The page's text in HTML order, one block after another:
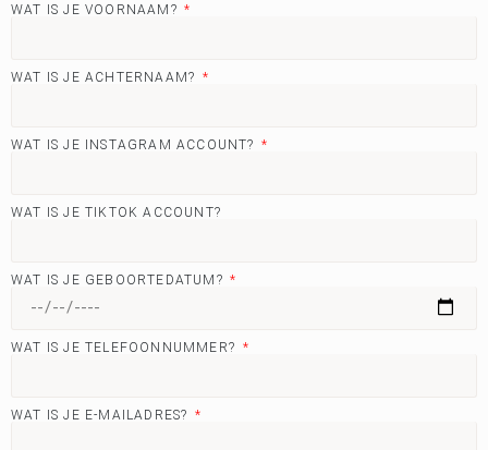
WAT IS JE VOORNAAM?
WAT IS JE ACHTERNAAM?
WAT IS JE INSTAGRAM ACCOUNT?
WAT IS JE TIKTOK ACCOUNT?
WAT IS JE GEBOORTEDATUM?
WAT IS JE TELEFOONNUMMER?
WAT IS JE E-MAILADRES?